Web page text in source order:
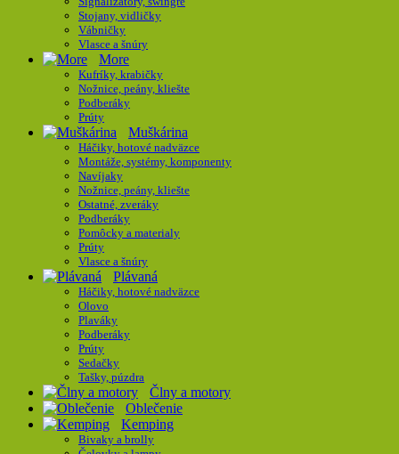
Stojany, vidličky
Vábničky
Vlasce a šnúry
More
Kufríky, krabičky
Nožnice, peány, kliešte
Podberáky
Prúty
Muškárina
Háčiky, hotové nadväzce
Montáže, systémy, komponenty
Navíjaky
Nožnice, peány, kliešte
Ostatné, zveráky
Podberáky
Pomôcky a materialy
Prúty
Vlasce a šnúry
Plávaná
Háčiky, hotové nadväzce
Olovo
Plaváky
Podberáky
Prúty
Sedačky
Tašky, púzdra
Člny a motory
Oblečenie
Kemping
Bivaky a brolly